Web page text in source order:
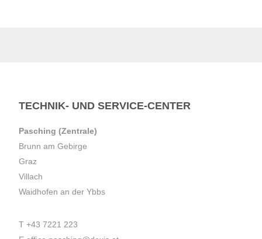
TECHNIK- UND SERVICE-CENTER
Pasching (Zentrale)
Brunn am Gebirge
Graz
Villach
Waidhofen an der Ybbs
T +43 7221 223